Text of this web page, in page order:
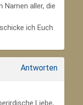
aller, die
ich Euch
Antworten
Liebe,